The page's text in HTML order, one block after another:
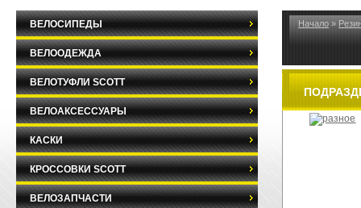
Начало »
ВЕЛОСИПЕДЫ
ВЕЛООДЕЖДА
ВЕЛОТУФЛИ SCOTT
ВЕЛОАКСЕССУАРЫ
КАСКИ
КРОССОВКИ SCOTT
ВЕЛОЗАПЧАСТИ